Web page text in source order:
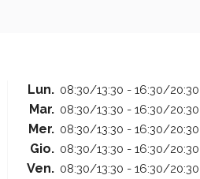
Lun. 08:30/13:30 - 16:30/20:30
Mar. 08:30/13:30 - 16:30/20:30
Mer. 08:30/13:30 - 16:30/20:30
Gio. 08:30/13:30 - 16:30/20:30
Ven. 08:30/13:30 - 16:30/20:30